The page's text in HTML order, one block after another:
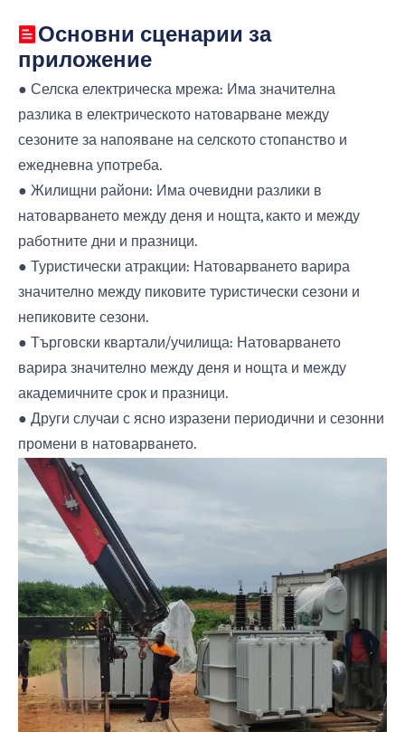
Основни сценарии за
приложение
● Селска електрическа мрежа: Има значителна
разлика в електрическото натоварване между
сезоните за напояване на селското стопанство и
ежедневна употреба.
● Жилищни райони: Има очевидни разлики в
натоварването между деня и нощта, както и между
работните дни и празници.
● Туристически атракции: Натоварването варира
значително между пиковите туристически сезони и
непиковите сезони.
● Търговски квартали/училища: Натоварването
варира значително между деня и нощта и между
академичните срок и празници.
● Други случаи с ясно изразени периодични и сезонни
промени в натоварването.